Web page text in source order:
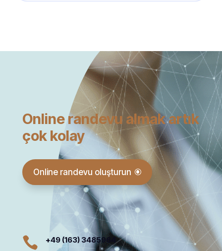
Online randevu almak artık
çok kolay
Online randevu oluşturun
 +49 (163) 3485964